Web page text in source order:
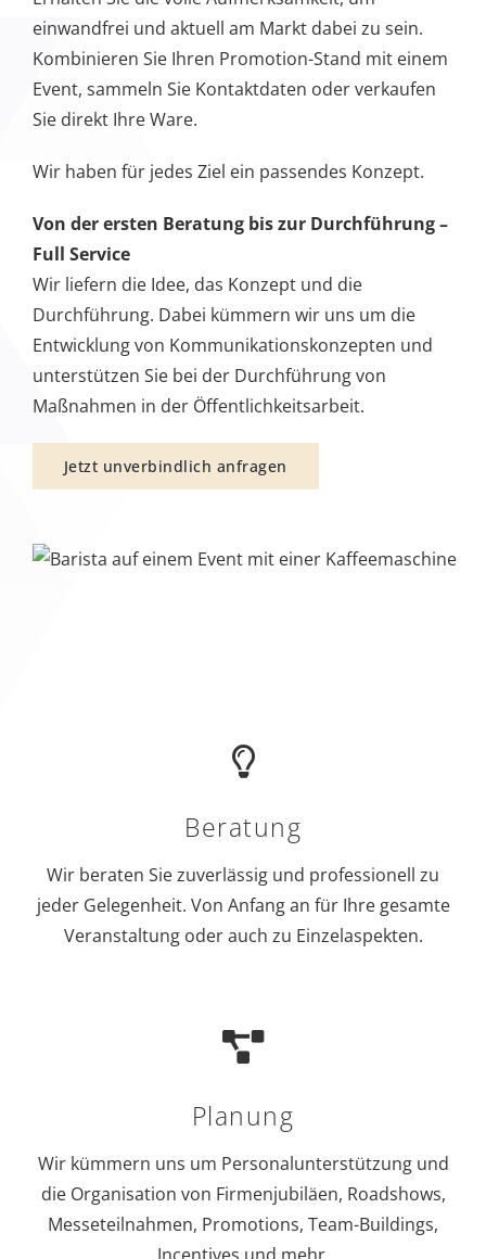
Von der ersten Beratung bis zur Durchführung –
Durchführung. Dabei kümmern wir uns um die
unterstützen Sie bei der Durchführung von
Jetzt unverbindlich anfragen
Planung
Wir kümmern uns um Personalunterstützung und
Incentives und mehr.
Umsetzung